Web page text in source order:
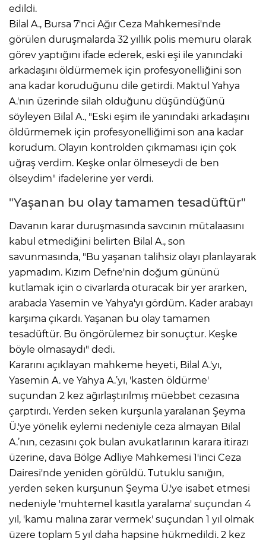
edildi.
Bilal A., Bursa 7'nci Ağır Ceza Mahkemesi'nde
görülen duruşmalarda 32 yıllık polis memuru olarak
görev yaptığını ifade ederek, eski eşi ile yanındaki
arkadaşını öldürmemek için profesyonelliğini son
ana kadar koruduğunu dile getirdi. Maktul Yahya
A.'nın üzerinde silah olduğunu düşündüğünü
söyleyen Bilal A., "Eski eşim ile yanındaki arkadaşını
öldürmemek için profesyonelliğimi son ana kadar
korudum. Olayın kontrolden çıkmaması için çok
uğraş verdim. Keşke onlar ölmeseydi de ben
ölseydim" ifadelerine yer verdi.
"Yaşanan bu olay tamamen tesadüftür"
Davanın karar duruşmasında savcının mütalaasını
kabul etmediğini belirten Bilal A., son
savunmasında, "Bu yaşanan talihsiz olayı planlayarak
yapmadım. Kızım Defne'nin doğum gününü
kutlamak için o civarlarda oturacak bir yer ararken,
arabada Yasemin ve Yahya'yı gördüm. Kader arabayı
karşıma çıkardı. Yaşanan bu olay tamamen
tesadüftür. Bu öngörülemez bir sonuçtur. Keşke
böyle olmasaydı" dedi.
Kararını açıklayan mahkeme heyeti, Bilal A.'yı,
Yasemin A. ve Yahya A.’yı, 'kasten öldürme'
suçundan 2 kez ağırlaştırılmış müebbet cezasına
çarptırdı. Yerden seken kurşunla yaralanan Şeyma
Ü.'ye yönelik eylemi nedeniyle ceza almayan Bilal
A.’nın, cezasını çok bulan avukatlarının karara itirazı
üzerine, dava Bölge Adliye Mahkemesi 1'inci Ceza
Dairesi'nde yeniden görüldü. Tutuklu sanığın,
yerden seken kurşunun Şeyma Ü.'ye isabet etmesi
nedeniyle 'muhtemel kasıtla yaralama' suçundan 4
yıl, 'kamu malına zarar vermek' suçundan 1 yıl olmak
üzere toplam 5 yıl daha hapsine hükmedildi. 2 kez